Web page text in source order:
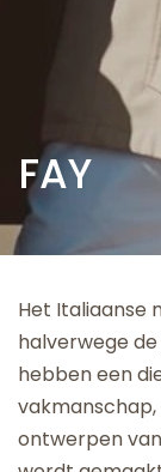
FAY
Het Italiaanse
halverwege
hebben een
vakmanschap,
ontwerpen